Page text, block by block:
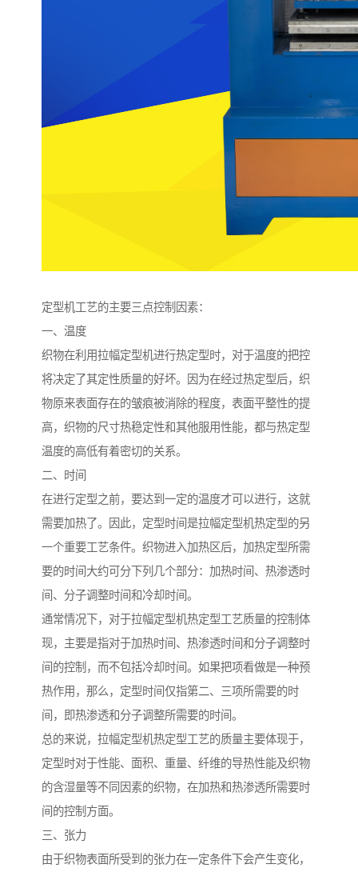
定型机工艺的主要三点控制因素：
一、温度
织物在利用拉幅定型机进行热定型时，对于温度的把控
将决定了其定性质量的好坏。因为在经过热定型后，织
物原来表面存在的皱痕被消除的程度，表面平整性的提
高，织物的尺寸热稳定性和其他服用性能，都与热定型
温度的高低有着密切的关系。
二、时间
在进行定型之前，要达到一定的温度才可以进行，这就
需要加热了。因此，定型时间是拉幅定型机热定型的另
一个重要工艺条件。织物进入加热区后，加热定型所需
要的时间大约可分下列几个部分：加热时间、热渗透时
间、分子调整时间和冷却时间。
通常情况下，对于拉幅定型机热定型工艺质量的控制体
现，主要是指对于加热时间、热渗透时间和分子调整时
间的控制，而不包括冷却时间。如果把项看做是一种预
热作用，那么，定型时间仅指第二、三项所需要的时
间，即热渗透和分子调整所需要的时间。
总的来说，拉幅定型机热定型工艺的质量主要体现于，
定型时对于性能、面积、重量、纤维的导热性能及织物
的含湿量等不同因素的织物，在加热和热渗透所需要时
间的控制方面。
三、张力
由于织物表面所受到的张力在一定条件下会产生变化，